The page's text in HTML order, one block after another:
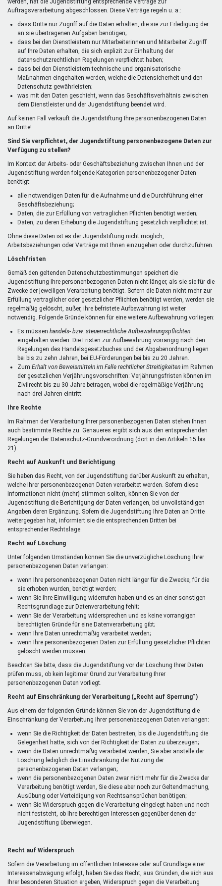
Auftragsverarbeitung abgeschlossen. Diese Verträge regeln u. a.:
dass Dritte nur Zugriff auf die Daten erhalten, die sie zur Erledigung der
an sie übertragenen Aufgaben benötigen;
dass bei den Dienstleistern nur Mitarbeiterinnen und Mitarbeiter Zugriff
auf Ihre Daten erhalten, die sich explizit zur Einhaltung der
datenschutzrechtlichen Regelungen verpflichtet haben;
dass bei den Dienstleistern technische und organisatorische
Maßnahmen eingehalten werden, welche die Datensicherheit und den
Datenschutz gewährleisten;
was mit den Daten geschieht, wenn das Geschäftsverhältnis zwischen
dem Dienstleister und der Jugendstiftung beendet wird.
Auf keinen Fall verkauft die Jugendstiftung Ihre personenbezogenen Daten
an Dritte!
Sind Sie verpflichtet, der Jugendstiftung personenbezogene Daten zur
Verfügung zu stellen?
Im Kontext der Arbeits- oder Geschäftsbeziehung zwischen Ihnen und der
Jugendstiftung werden folgende Kategorien personenbezogener Daten
benötigt:
alle notwendigen Daten für die Aufnahme und die Durchführung einer
Geschäftsbeziehung;
Daten, die zur Erfüllung von vertraglichen Pflichten benötigt werden;
Daten, zu deren Erhebung die Jugendstiftung gesetzlich verpflichtet ist.
Ohne diese Daten ist es der Jugendstiftung nicht möglich,
Arbeitsbeziehungen oder Verträge mit Ihnen einzugehen oder durchzuführen.
Löschfristen
Gemäß den geltenden Datenschutzbestimmungen speichert die
Jugendstiftung Ihre personenbezogenen Daten nicht länger, als sie sie für die
Zwecke der jeweiligen Verarbeitung benötigt. Sofern die Daten nicht mehr zur
Erfüllung vertraglicher oder gesetzlicher Pflichten benötigt werden, werden sie
regelmäßig gelöscht, außer, ihre befristete Aufbewahrung ist weiter
notwendig. Folgende Gründe können für eine weitere Aufbewahrung vorliegen:
Es müssen handels- bzw. steuerrechtliche Aufbewahrungspflichten
eingehalten werden: Die Fristen zur Aufbewahrung vorrangig nach den
Regelungen des Handelsgesetzbuches und der Abgabenordnung liegen
bei bis zu zehn Jahren, bei EU-Förderungen bei bis zu 20 Jahren.
Zum Erhalt von Beweismitteln im Falle rechtlicher Streitigkeiten im Rahmen
der gesetzlichen Verjährungsvorschriften: Verjährungsfristen können im
Zivilrecht bis zu 30 Jahre betragen, wobei die regelmäßige Verjährung
nach drei Jahren eintritt.
Ihre Rechte
Im Rahmen der Verarbeitung Ihrer personenbezogenen Daten stehen Ihnen
auch bestimmte Rechte zu. Genaueres ergibt sich aus den entsprechenden
Regelungen der Datenschutz-Grundverordnung (dort in den Artikeln 15 bis
21).
Recht auf Auskunft und Berichtigung
Sie haben das Recht, von der Jugendstiftung darüber Auskunft zu erhalten,
welche Ihrer personenbezogenen Daten verarbeitet werden. Sofern diese
Informationen nicht (mehr) stimmen sollten, können Sie von der
Jugendstiftung die Berichtigung der Daten verlangen, bei unvollständigen
Angaben deren Ergänzung. Sofern die Jugendstiftung Ihre Daten an Dritte
weitergegeben hat, informiert sie die entsprechenden Dritten bei
entsprechender Rechtslage.
Recht auf Löschung
Unter folgenden Umständen können Sie die unverzügliche Löschung Ihrer
personenbezogenen Daten verlangen:
wenn Ihre personenbezogenen Daten nicht länger für die Zwecke, für die
sie erhoben wurden, benötigt werden;
wenn Sie Ihre Einwilligung widerrufen haben und es an einer sonstigen
Rechtsgrundlage zur Datenverarbeitung fehlt;
wenn Sie der Verarbeitung widersprechen und es keine vorrangigen
berechtigten Gründe für eine Datenverarbeitung gibt;
wenn Ihre Daten unrechtmäßig verarbeitet werden;
wenn Ihre personenbezogenen Daten zur Erfüllung gesetzlicher Pflichten
gelöscht werden müssen.
Beachten Sie bitte, dass die Jugendstiftung vor der Löschung Ihrer Daten
prüfen muss, ob kein legitimer Grund zur Verarbeitung Ihrer
personenbezogenen Daten vorliegt.
Recht auf Einschränkung der Verarbeitung („Recht auf Sperrung“)
Aus einem der folgenden Gründe können Sie von der Jugendstiftung die
Einschränkung der Verarbeitung Ihrer personenbezogenen Daten verlangen:
wenn Sie die Richtigkeit der Daten bestreiten, bis die Jugendstiftung die
Gelegenheit hatte, sich von der Richtigkeit der Daten zu überzeugen;
wenn die Daten unrechtmäßig verarbeitet werden, Sie aber anstelle der
Löschung lediglich die Einschränkung der Nutzung der
personenbezogenen Daten verlangen;
wenn die personenbezogenen Daten zwar nicht mehr für die Zwecke der
Verarbeitung benötigt werden, Sie diese aber noch zur Geltendmachung,
Ausübung oder Verteidigung von Rechtsansprüchen benötigen;
wenn Sie Widerspruch gegen die Verarbeitung eingelegt haben und noch
nicht feststeht, ob Ihre berechtigen Interessen gegenüber denen der
Jugendstiftung überwiegen.
Recht auf Widerspruch
Sofern die Verarbeitung im öffentlichen Interesse oder auf Grundlage einer
Interessenabwägung erfolgt, haben Sie das Recht, aus Gründen, die sich aus
Ihrer besonderen Situation ergeben, Widerspruch gegen die Verarbeitung